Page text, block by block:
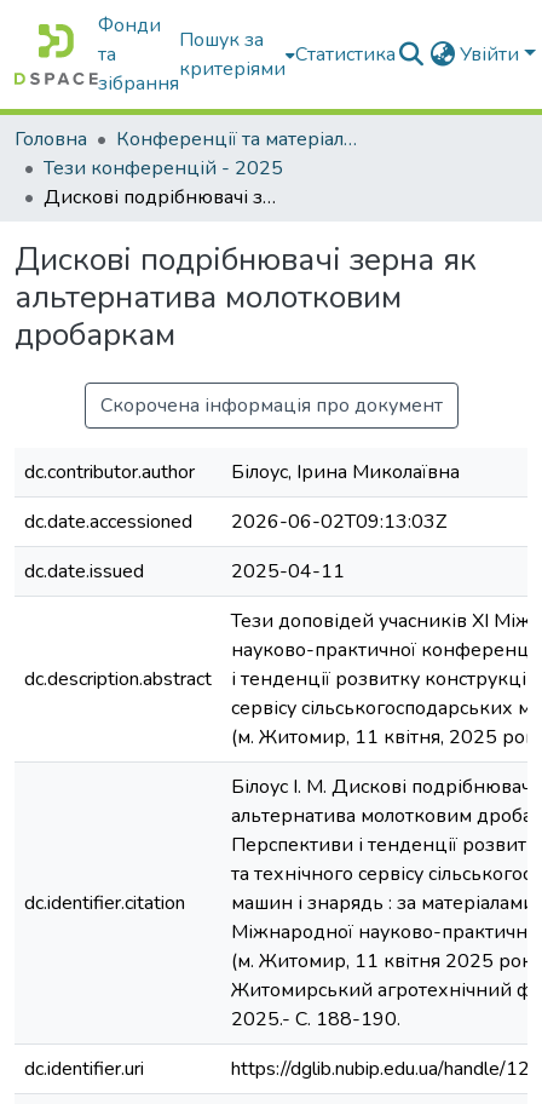
Фонди
та
зібрання
Пошук за
критеріями
Статистика Увійти
Головна
Конференції та матеріали конференцій
Тези конференцій - 2025
Дискові подрібнювачі зерна як альтернатива молотковим дробаркам
Дискові подрібнювачі зерна як
альтернатива молотковим
дробаркам
Скорочена інформація про документ
dc.contributor.author
Білоус, Ірина Миколаївна
dc.date.accessioned
2026-06-02T09:13:03Z
dc.date.issued
2025-04-11
dc.description.abstract
Тези доповідей учасників XI
науково-практичної
і тенденції розвитку
сервісу сільськогосподарських
(м. Житомир, 11 квітня, 2025
dc.identifier.citation
Білоус І. М. Дискові
альтернатива молотковим
Перспективи і тенденції
та технічного сервісу
машин і знарядь : за матеріалами
Міжнародної науково-
(м. Житомир, 11 квітня 2025
Житомирський агротехнічний
2025.- С. 188-190.
dc.identifier.uri
https://dglib.nubip.edu.ua/handle/